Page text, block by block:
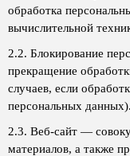
обработка
вычислительной
2.2. Блокирование
прекращение
случаев, если
персональных данных).
2.3. Веб-сайт —
материалов, а также